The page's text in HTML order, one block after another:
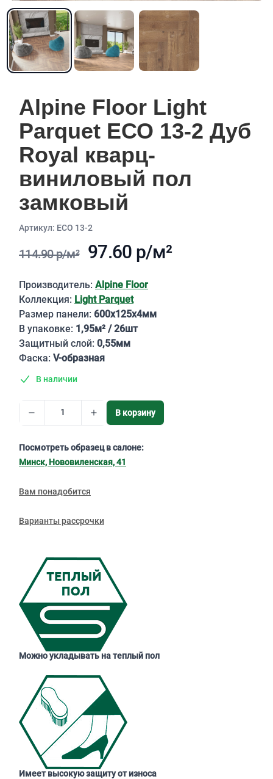
Alpine Floor Light
Parquet ЕСО 13-2 Дуб
Royal кварц-
виниловый пол
замковый
Aртикул: ECO 13-2
114.90 р/м² 97.60 р/м²
Описание
Производитель: Alpine Floor
Коллекция: Light Parquet
Размер панели: 600х125х4мм
В упаковке: 1,95м² / 26шт
Защитный слой: 0,55мм
Фаска: V-образная
В наличии
В корзину
Посмотреть образец в салоне:
Минск, Нововиленская, 41
Вам понадобится
Варианты рассрочки
Можно укладывать на теплый пол
Имеет высокую защиту от износа